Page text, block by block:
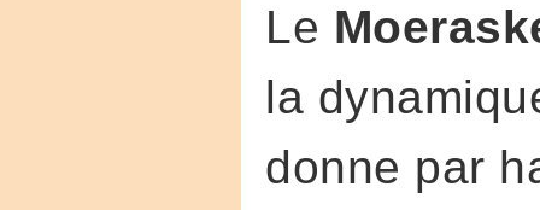
Le
la
donne par